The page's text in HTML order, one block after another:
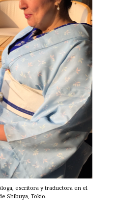
escritora y traductora en el
Shibuya, Tokio.